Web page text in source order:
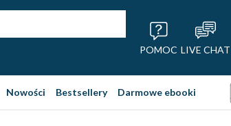
POMOC LIVE CHAT
Nowości Bestsellery Darmowe ebooki